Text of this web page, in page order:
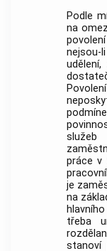
Podle
na
služeb
práce v
je
na
třeba
stanoví